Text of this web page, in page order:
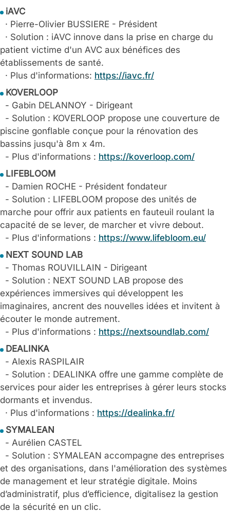
iAVC
· Pierre-Olivier BUSSIERE - Président
· Solution : iAVC innove dans la prise en charge du
patient victime d'un AVC aux bénéfices des
établissements de santé.
· Plus d'informations: https://iavc.fr/
KOVERLOOP
- Gabin DELANNOY - Dirigeant
- Solution : KOVERLOOP propose une couverture de
piscine gonflable conçue pour la rénovation des
bassins jusqu'à 8m x 4m.
- Plus d'informations : https://koverloop.com/
LIFEBLOOM
- Damien ROCHE - Président fondateur
- Solution : LIFEBLOOM propose des unités de
marche pour offrir aux patients en fauteuil roulant la
capacité de se lever, de marcher et vivre debout.
- Plus d'informations : https://www.lifebloom.eu/
NEXT SOUND LAB
- Thomas ROUVILLAIN - Dirigeant
- Solution : NEXT SOUND LAB propose des
expériences immersives qui développent les
imaginaires, ancrent des nouvelles idées et invitent à
écouter le monde autrement.
- Plus d'informations : https://nextsoundlab.com/
DEALINKA
- Alexis RASPILAIR
- Solution : DEALINKA offre une gamme complète de
services pour aider les entreprises à gérer leurs stocks
dormants et invendus.
· Plus d'informations : https://dealinka.fr/
SYMALEAN
- Aurélien CASTEL
- Solution : SYMALEAN accompagne des entreprises
et des organisations, dans l'amélioration des systèmes
de management et leur stratégie digitale. Moins
d’administratif, plus d’efficience, digitalisez la gestion
de la sécurité en un clic.